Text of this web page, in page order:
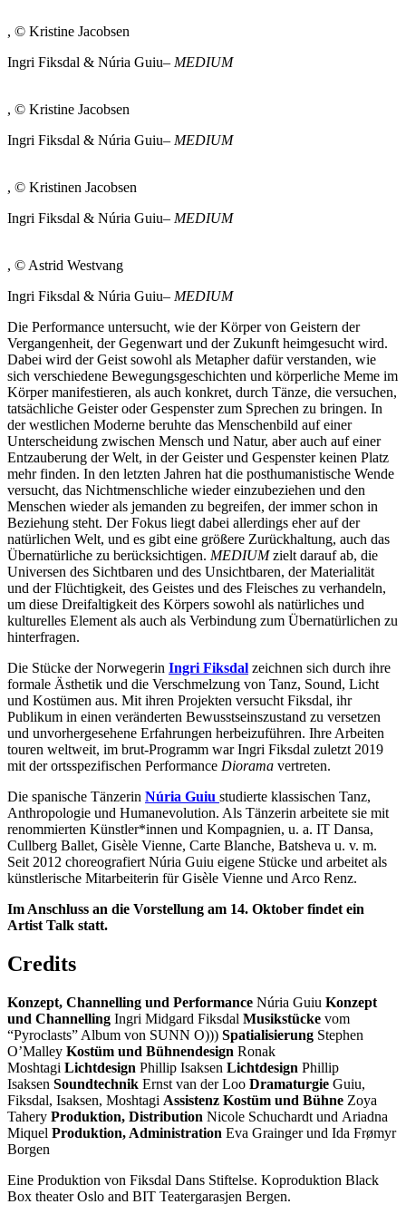
, © Kristine Jacobsen
Ingri Fiksdal & Núria Guiu– MEDIUM
, © Kristine Jacobsen
Ingri Fiksdal & Núria Guiu– MEDIUM
, © Kristinen Jacobsen
Ingri Fiksdal & Núria Guiu– MEDIUM
, © Astrid Westvang
Ingri Fiksdal & Núria Guiu– MEDIUM
Die Performance untersucht, wie der Körper von Geistern der
Vergangenheit, der Gegenwart und der Zukunft heimgesucht wird.
Dabei wird der Geist sowohl als Metapher dafür verstanden, wie
sich verschiedene Bewegungsgeschichten und körperliche Meme im
Körper manifestieren, als auch konkret, durch Tänze, die versuchen,
tatsächliche Geister oder Gespenster zum Sprechen zu bringen. In
der westlichen Moderne beruhte das Menschenbild auf einer
Unterscheidung zwischen Mensch und Natur, aber auch auf einer
Entzauberung der Welt, in der Geister und Gespenster keinen Platz
mehr finden. In den letzten Jahren hat die posthumanistische Wende
versucht, das Nichtmenschliche wieder einzubeziehen und den
Menschen wieder als jemanden zu begreifen, der immer schon in
Beziehung steht. Der Fokus liegt dabei allerdings eher auf der
natürlichen Welt, und es gibt eine größere Zurückhaltung, auch das
Übernatürliche zu berücksichtigen. MEDIUMzielt darauf ab, die
Universen des Sichtbaren und des Unsichtbaren, der Materialität
und der Flüchtigkeit, des Geistes und des Fleisches zu verhandeln,
um diese Dreifaltigkeit des Körpers sowohl als natürliches und
kulturelles Element als auch als Verbindung zum Übernatürlichen zu
hinterfragen.
Die Stücke der Norwegerin Ingri Fiksdal zeichnen sich durch ihre
formale Ästhetik und die Verschmelzung von Tanz, Sound, Licht
und Kostümen aus. Mit ihren Projekten versucht Fiksdal, ihr
Publikum in einen veränderten Bewusstseinszustand zu versetzen
und unvorhergesehene Erfahrungen herbeizuführen. Ihre Arbeiten
touren weltweit, im brut-Programm war Ingri Fiksdal zuletzt 2019
mit der ortsspezifischen Performance Diorama vertreten.
Die spanische Tänzerin Núria Guiu studierte klassischen Tanz,
Anthropologie und Humanevolution. Als Tänzerin arbeitete sie mit
renommierten Künstler*innen und Kompagnien, u. a. IT Dansa,
Cullberg Ballet, Gisèle Vienne, Carte Blanche, Batsheva u. v. m.
Seit 2012 choreografiert Núria Guiu eigene Stücke und arbeitet als
künstlerische Mitarbeiterin für Gisèle Vienne und Arco Renz.
Im Anschluss an die Vorstellung am 14. Oktober findet ein
Artist Talk statt.
Credits
Konzept, Channelling und Performance Núria Guiu Konzept
und Channelling Ingri Midgard Fiksdal Musikstücke vom
“Pyroclasts” Album von SUNN O))) Spatialisierung Stephen
O’Malley Kostüm und Bühnendesign Ronak
Moshtagi Lichtdesign Phillip Isaksen Lichtdesign Phillip
Isaksen Soundtechnik Ernst van der Loo Dramaturgie Guiu,
Fiksdal, Isaksen, Moshtagi Assistenz Kostüm und Bühne Zoya
Tahery Produktion, Distribution Nicole Schuchardt und Ariadna
Miquel Produktion, Administration Eva Grainger und Ida Frømyr
Borgen
Eine Produktion von Fiksdal Dans Stiftelse. Koproduktion Black
Box theater Oslo and BIT Teatergarasjen Bergen.